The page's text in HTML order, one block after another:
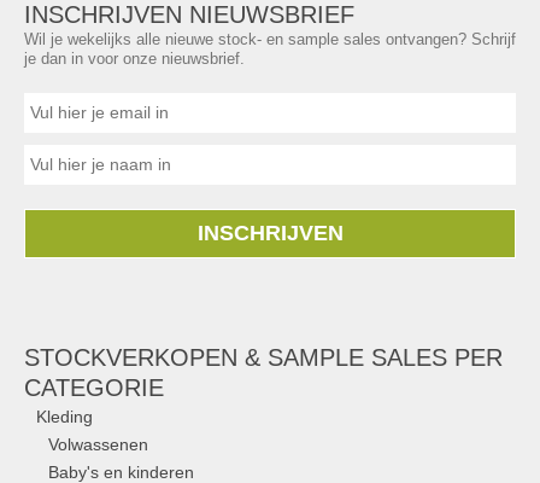
INSCHRIJVEN NIEUWSBRIEF
Wil je wekelijks alle nieuwe stock- en sample sales ontvangen? Schrijf
je dan in voor onze nieuwsbrief.
INSCHRIJVEN
STOCKVERKOPEN & SAMPLE SALES PER
CATEGORIE
Kleding
Volwassenen
Baby's en kinderen